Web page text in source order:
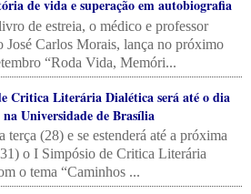
de vida e superação em autobiografia
de estreia, o médico e professor
José Carlos Morais, lança no próximo
“Roda Vida, Memóri...
Critica Literária Dialética será até o dia
Universidade de Brasília
terça (28) e se estenderá até a próxima
o I Simpósio de Critica Literária
o tema “Caminhos ...